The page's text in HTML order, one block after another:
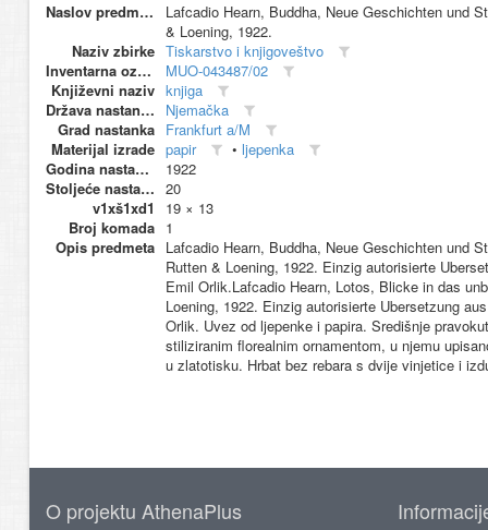
Naslov predmeta
Lafcadio Hearn, Buddha, Neue Geschichten und
& Loening, 1922.
Naziv zbirke Tiskarstvo i knjigoveštvo
Inventarna oznaka
MUO-043487/02
Književni naziv knjiga
Država nastanka
Njemačka
Grad nastanka Frankfurt a/M
Materijal izrade papir • ljepenka
Godina nastanka
1922
Stoljeće nastanka 20
v1xš1xd1
19 × 13
Broj komada 1
Opis predmeta Lafcadio Hearn, Buddha, Neue Geschichten und
Rutten & Loening, 1922. Einzig autorisierte
Emil Orlik.Lafcadio Hearn, Lotos, Blicke in das
Loening, 1922. Einzig autorisierte Ubersetzung
Orlik. Uvez od ljepenke i papira. Središnje
stiliziranim florealnim ornamentom, u njemu
u zlatotisku. Hrbat bez rebara s dvije vinjetice i
O projektu AthenaPlus